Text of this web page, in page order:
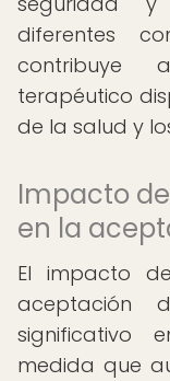
diferentes
contribuye
terapéutico
de la salud y
Impacto
en la
El impacto
aceptación
significativo
medida que